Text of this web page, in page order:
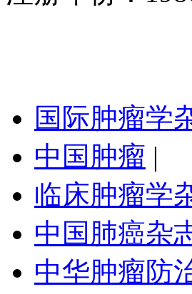
国际肿瘤学
中国肿瘤 |
临床肿瘤学
中国肺癌杂
中华肿瘤防